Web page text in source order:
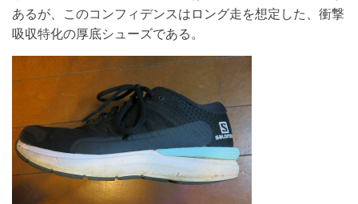
あるが、このコンフィデンスはロング走を想定した、衝撃
吸収特化の厚底シューズである。